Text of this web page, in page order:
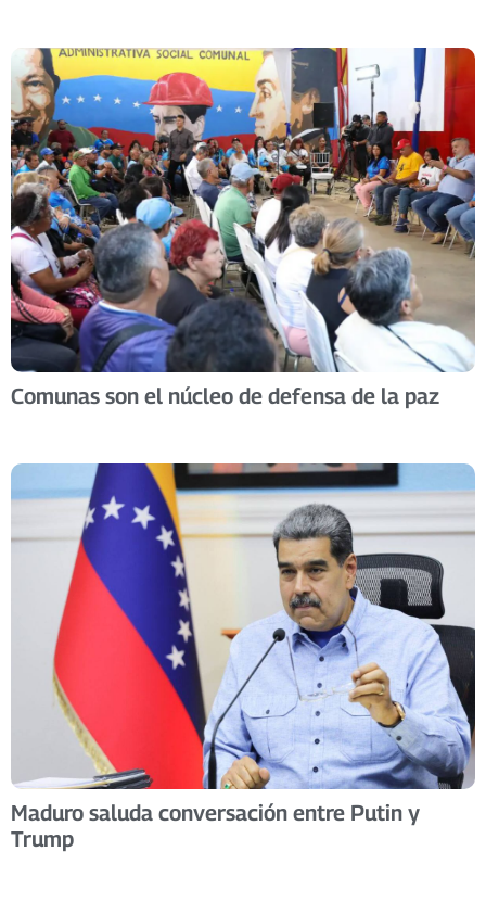
Comunas son el núcleo de defensa de la paz
Maduro saluda conversación entre Putin y
Trump